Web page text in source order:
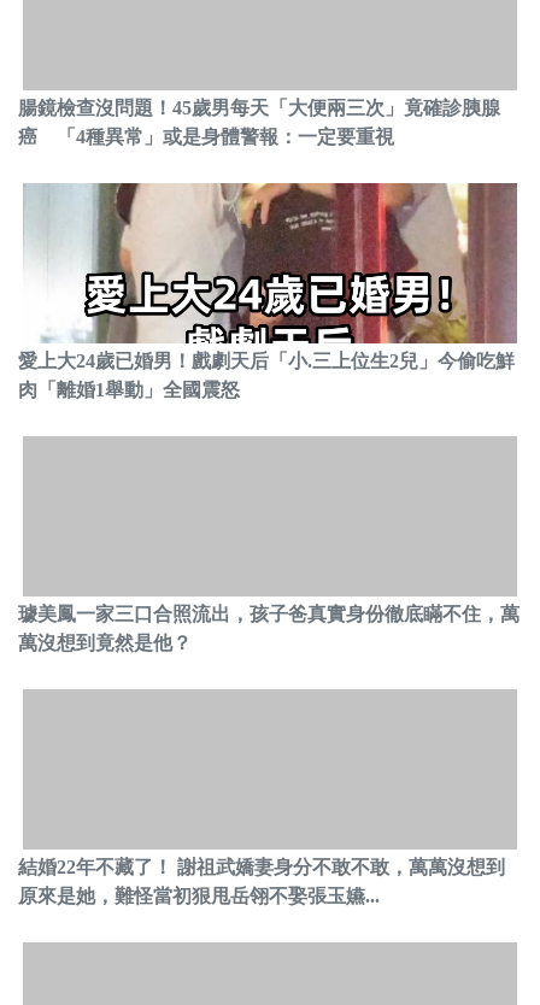
腸鏡檢查沒問題！45歲男每天「大便兩三次」竟確診胰腺
癌 「4種異常」或是身體警報：一定要重視
愛上大24歲已婚男！戲劇天后「小.三上位生2兒」今偷吃鮮
肉「離婚1舉動」全國震怒
璩美鳳一家三口合照流出，孩子爸真實身份徹底瞞不住，萬
萬沒想到竟然是他？
結婚22年不藏了！ 謝祖武嬌妻身分不敢不敢，萬萬沒想到
原來是她，難怪當初狠甩岳翎不娶張玉嬿...